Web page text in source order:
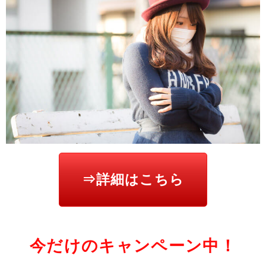
⇒詳細はこちら
今だけのキャンペーン中！